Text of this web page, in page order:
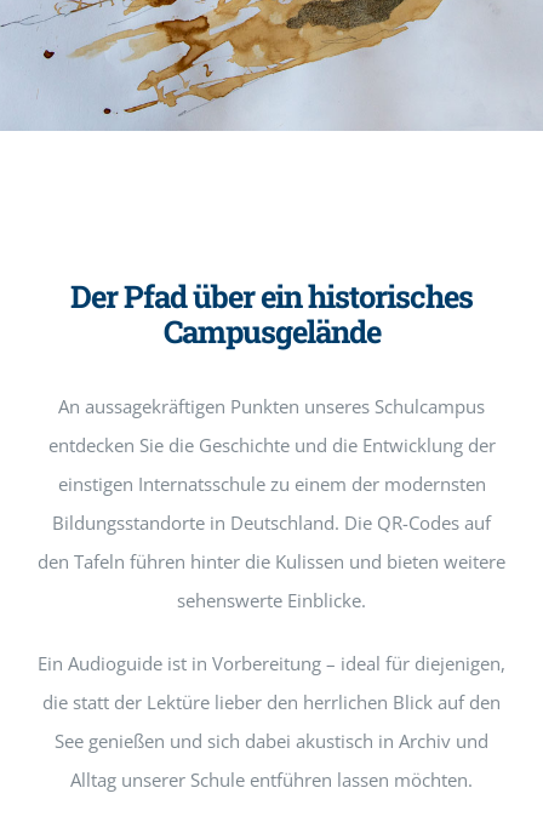
Der Pfad über ein historisches
Campusgelände
An aussagekräftigen Punkten unseres Schulcampus
entdecken Sie die Geschichte und die Entwicklung der
einstigen Internatsschule zu einem der modernsten
Bildungsstandorte in Deutschland. Die QR-Codes auf
den Tafeln führen hinter die Kulissen und bieten weitere
sehenswerte Einblicke.
Ein Audioguide ist in Vorbereitung – ideal für diejenigen,
die statt der Lektüre lieber den herrlichen Blick auf den
See genießen und sich dabei akustisch in Archiv und
Alltag unserer Schule entführen lassen möchten.